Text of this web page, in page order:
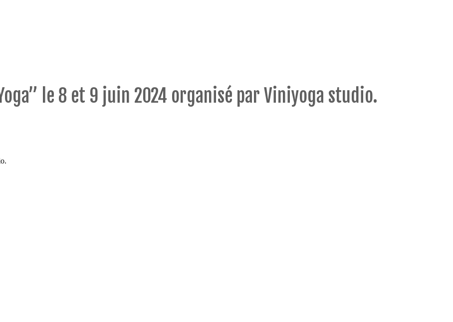
le 8 et 9 juin 2024 organisé par Viniyoga studio.